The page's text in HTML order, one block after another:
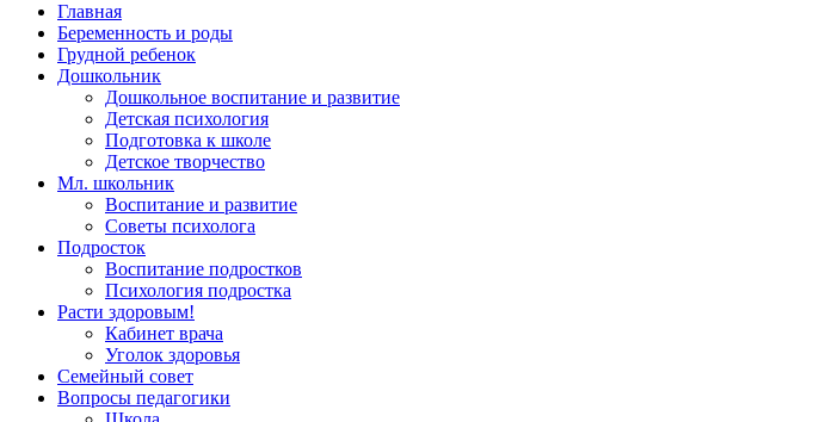
Главная
Беременность и роды
Грудной ребенок
Дошкольник
Дошкольное воспитание и развитие
Детская психология
Подготовка к школе
Детское творчество
Мл. школьник
Воспитание и развитие
Советы психолога
Подросток
Воспитание подростков
Психология подростка
Расти здоровым!
Кабинет врача
Уголок здоровья
Семейный совет
Вопросы педагогики